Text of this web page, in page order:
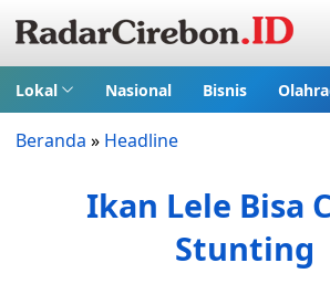
Lokal Nasional Bisnis
Beranda » Headline
Ikan Lele Bisa
Stunting